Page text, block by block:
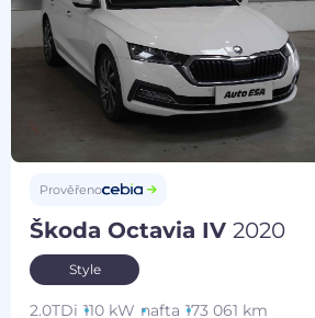
Prověřeno
Škoda Octavia IV2020
Style
2.0TDi 110 kW nafta 173 061 km